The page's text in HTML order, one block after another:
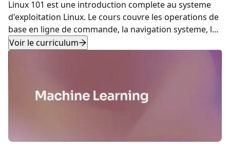
Linux 101 est une introduction complete au systeme
d'exploitation Linux. Le cours couvre les operations de
base en ligne de commande, la navigation systeme, la
gestion des fichiers, les scripts, le reseau et la
conteneurisation, afin de poser des bases solides en
Voir le curriculum